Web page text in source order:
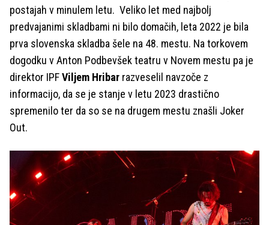
postajah v minulem letu. Veliko let med najbolj
predvajanimi skladbami ni bilo domačih, leta 2022 je bila
prva slovenska skladba šele na 48. mestu. Na torkovem
dogodku v Anton Podbevšek teatru v Novem mestu pa je
direktor IPFViljem Hribar razveselil navzoče z
informacijo, da se je stanje v letu 2023 drastično
spremenilo ter da so se na drugem mestu znašli Joker
Out.